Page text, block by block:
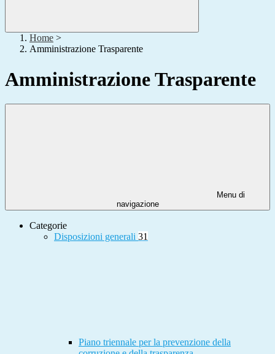
Home >
Amministrazione Trasparente
Amministrazione Trasparente
Menu di
navigazione
Categorie
Disposizioni generali 31
Piano triennale per la prevenzione della